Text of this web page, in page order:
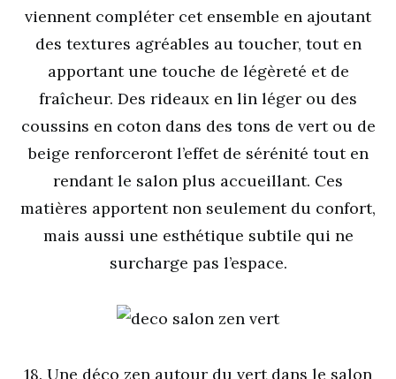
viennent compléter cet ensemble en ajoutant
des textures agréables au toucher, tout en
apportant une touche de légèreté et de
fraîcheur. Des rideaux en lin léger ou des
coussins en coton dans des tons de vert ou de
beige renforceront l’effet de sérénité tout en
rendant le salon plus accueillant. Ces
matières apportent non seulement du confort,
mais aussi une esthétique subtile qui ne
surcharge pas l’espace.
18. Une déco zen autour du vert dans le salon